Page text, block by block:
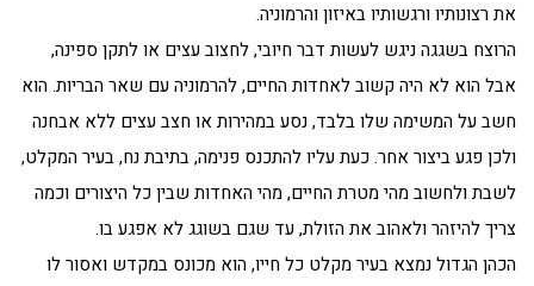
את רצונותיו ורגשותיו באיזון והרמוניה.
הרוצח בשגגה ניגש לעשות דבר חיובי, לחצוב עצים או לתקן ספינה,
אבל הוא לא היה קשוב לאחדות החיים, להרמוניה עם שאר הבריות. הוא
חשב על המשימה שלו בלבד, נסע במהירות או חצב עצים ללא אבחנה
ולכן פגע ביצור אחר. כעת עליו להתכנס פנימה, בתיבת נח, בעיר המקלט,
לשבת ולחשוב מהי מטרת החיים, מהי האחדות שבין כל היצורים וכמה
צריך להיזהר ולאהוב את הזולת, עד שגם בשוגג לא אפגע בו.
הכהן הגדול נמצא בעיר מקלט כל חייו, הוא מכונס במקדש ואסור לו